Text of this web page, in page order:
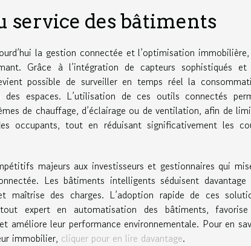
service des bâtiments
la gestion connectée et l’optimisation
Grâce à l’intégration de capteurs sophistiqués et
possible de surveiller en temps réel la
espaces. L’utilisation de ces outils connectés
de chauffage, d’éclairage ou de ventilation, afin de
occupants, tout en réduisant significativement les
majeurs aux investisseurs et gestionnaires qui
Les bâtiments intelligents séduisent davantage
maîtrise des charges. L’adoption rapide de ces
expert en automatisation des bâtiments,
leur performance environnementale. Pour en
immobilier, cliquer pour en lire davantage.